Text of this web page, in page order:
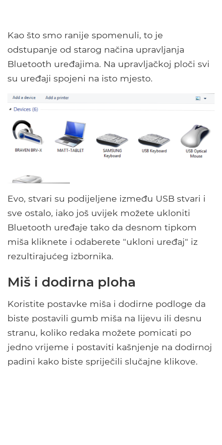
Kao što smo ranije spomenuli, to je
odstupanje od starog načina upravljanja
Bluetooth uređajima. Na upravljačkoj ploči svi
su uređaji spojeni na isto mjesto.
Evo, stvari su podijeljene između USB stvari i
sve ostalo, iako još uvijek možete ukloniti
Bluetooth uređaje tako da desnom tipkom
miša kliknete i odaberete "ukloni uređaj" iz
rezultirajućeg izbornika.
Miš i dodirna ploha
Koristite postavke miša i dodirne podloge da
biste postavili gumb miša na lijevu ili desnu
stranu, koliko redaka možete pomicati po
jedno vrijeme i postaviti kašnjenje na dodirnoj
padini kako biste spriječili slučajne klikove.